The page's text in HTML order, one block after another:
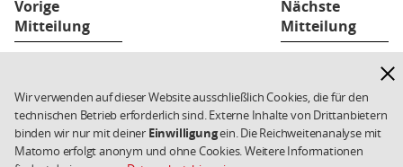
Wir verwenden auf dieser Website ausschließlich Cookies, die für den
technischen Betrieb erforderlich sind. Externe Inhalte von Drittanbietern
binden wir nur mit deiner Einwilligungein. Die Reichweitenanalyse mit
Matomo erfolgt anonym und ohne Cookies. Weitere Informationen
Vorige
Mitteilung
Nächste
Mitteilung
Weiterführende
Links/Kleingedrucktes
Impressum
Cookies
Copyright 2026 SPD